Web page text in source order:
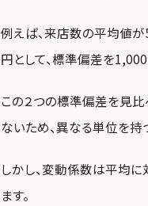
例えば、来店数の平均値が
円として、標準偏差を1,000
この２つの標準偏差を見比
ないため、異なる単位を持
しかし、変動係数は平均
ます。